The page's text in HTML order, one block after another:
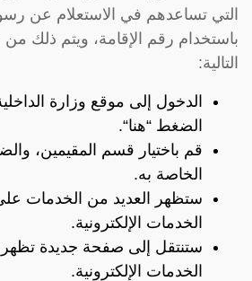
التي تساعدهم في الاستعلام عن
باستخدام رقم الإقامة، ويتم ذلك
التالية:
الدخول إلى موقع وزارة
الضغط “هنا“.
قم باختيار قسم المقيمين،
الخاصة به.
ستظهر العديد من الخدمات
الخدمات الإلكترونية.
ستنتقل إلى صفحة جديدة تظهر
الخدمات الإلكترونية.